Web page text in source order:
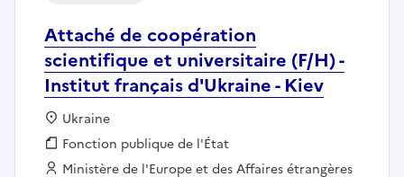
Attaché de coopération
scientifique et universitaire (F/H) -
Institut français d'Ukraine - Kiev
Localisation :
Ukraine
Fonction publique :
Fonction publique de l'État
Employeur :
Ministère de l'Europe et des Affaires étrangères